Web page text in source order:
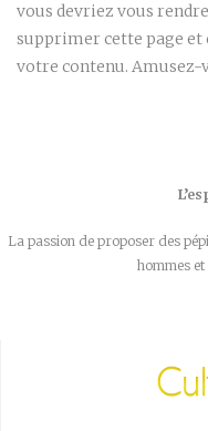
vous devriez vous
supprimer cette page et
votre contenu. Amusez-
La passion de proposer des
hommes et